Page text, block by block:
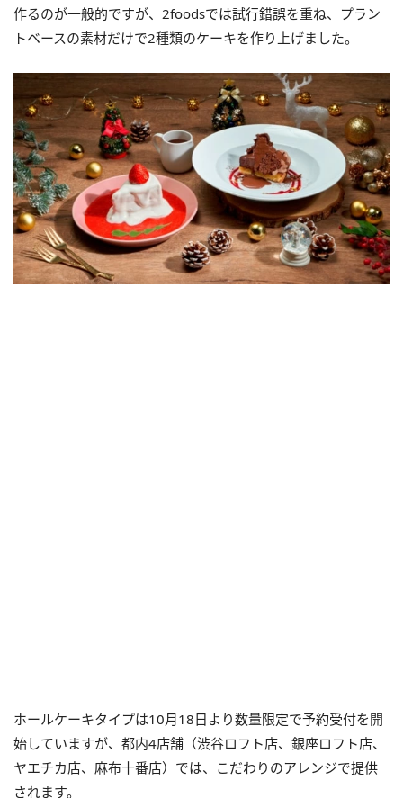
作るのが一般的ですが、2foodsでは試行錯誤を重ね、プラン
トベースの素材だけで2種類のケーキを作り上げました。
ホールケーキタイプは10月18日より数量限定で予約受付を開
始していますが、都内4店舗（渋谷ロフト店、銀座ロフト店、
ヤエチカ店、麻布十番店）では、こだわりのアレンジで提供
されます。